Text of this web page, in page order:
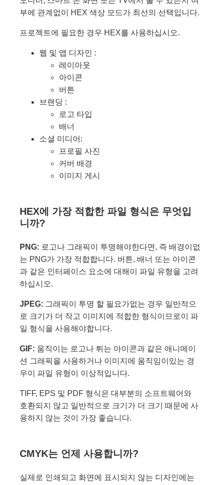
부에 관계없이 HEX 색상 모드가 최선의 선택입니다.
프로젝트에 필요한 경우 HEX를 사용하십시오.
웹 및 앱 디자인 :
레이아웃
아이콘
버튼
브랜딩 :
로고 타입
배너
소셜 미디어:
프로필 사진
커버 배경
이미지 게시
HEX에 가장 적합한 파일 형식은 무엇입
니까?
PNG: 로고나 그래픽이 투명해야한다면, 즉 배경이없
는 PNG가 가장 적합합니다. 버튼, 배너 또는 아이콘
과 같은 인터페이스 요소에 대해이 파일 유형을 고려
하십시오.
JPEG: 그래픽이 투명 할 필요가없는 경우 일반적으
로 크기가 더 작고 이미지에 적합한 형식이므로이 파
일 형식을 사용해야합니다.
GIF: 움직이는 로고나 튀는 아이콘과 같은 애니메이
션 그래픽을 사용하거나 이미지에 움직임이있는 경
우이 파일 유형이 이상적입니다.
TIFF, EPS 및 PDF 형식은 대부분의 소프트웨어와
호환되지 않고 일반적으로 크기가 더 크기 때문에 사
용하지 않는 것이 가장 좋습니다.
CMYK는 언제 사용합니까?
실제로 인쇄되고 화면에 표시되지 않는 디자인에는